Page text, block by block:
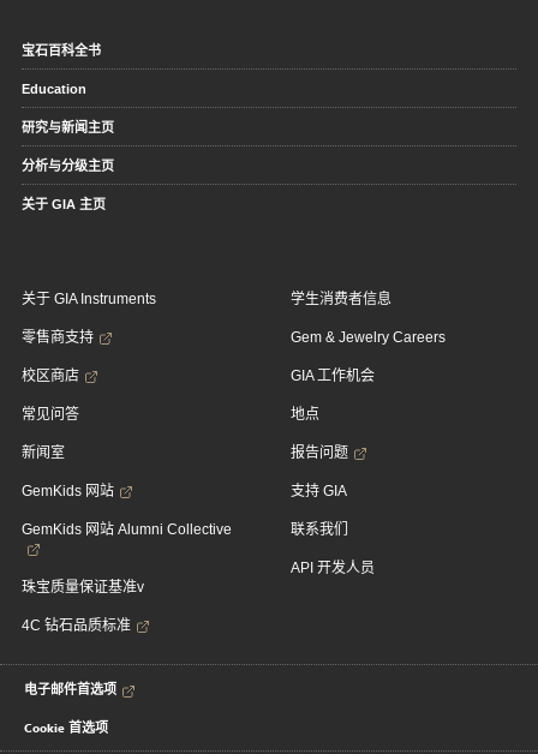
宝石百科全书
Education
研究与新闻主页
分析与分级主页
关于 GIA 主页
关于 GIA Instruments
零售商支持
校区商店
常见问答
新闻室
GemKids 网站
GemKids 网站 Alumni Collective
珠宝质量保证基准v
4C 钻石品质标准
学生消费者信息
Gem & Jewelry Careers
GIA 工作机会
地点
报告问题
支持 GIA
联系我们
API 开发人员
电子邮件首选项
Cookie 首选项